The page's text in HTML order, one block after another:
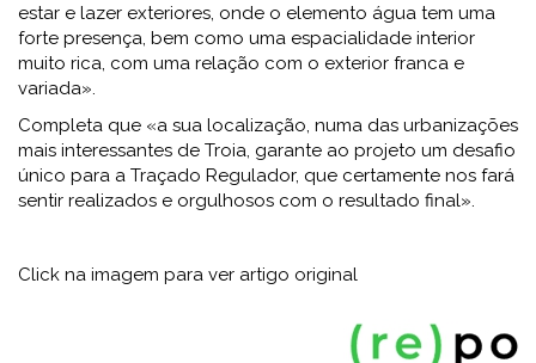
estar e lazer exteriores, onde o elemento água tem uma
forte presença, bem como uma espacialidade interior
muito rica, com uma relação com o exterior franca e
variada».
Completa que «a sua localização, numa das urbanizações
mais interessantes de Troia, garante ao projeto um desafio
único para a Traçado Regulador, que certamente nos fará
sentir realizados e orgulhosos com o resultado final».
Click na imagem para ver artigo original